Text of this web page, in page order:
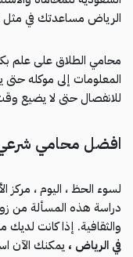
الرياض مساعدتك في
محامي الطلاق على علم
المعلومات إلى موكله
للانفصال حتى لا يضيع
افضل محامي
لسوء الحظ ، اليوم ، مركز
دراسة هذه المسألة من
والثقافية. إذا كانت لديك
في الرياض ، يمكنك الآن